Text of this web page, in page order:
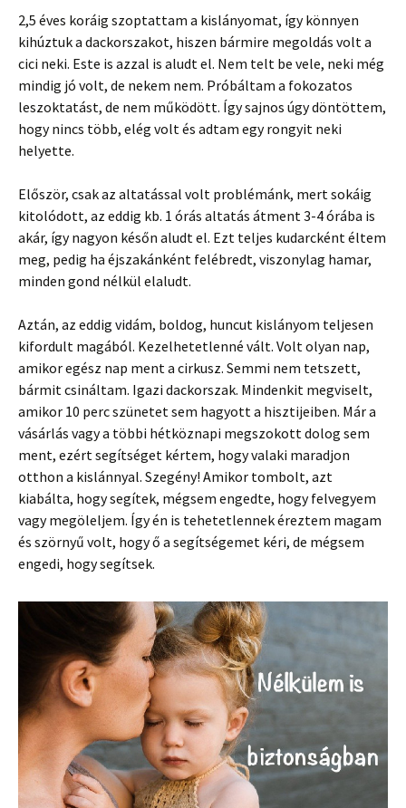
2,5 éves koráig szoptattam a kislányomat, így könnyen
kihúztuk a dackorszakot, hiszen bármire megoldás volt a
cici neki. Este is azzal is aludt el. Nem telt be vele, neki még
mindig jó volt, de nekem nem. Próbáltam a fokozatos
leszoktatást, de nem működött. Így sajnos úgy döntöttem,
hogy nincs több, elég volt és adtam egy rongyit neki
helyette.
Először, csak az altatással volt problémánk, mert sokáig
kitolódott, az eddig kb. 1 órás altatás átment 3-4 órába is
akár, így nagyon későn aludt el. Ezt teljes kudarcként éltem
meg, pedig ha éjszakánként felébredt, viszonylag hamar,
minden gond nélkül elaludt.
Aztán, az eddig vidám, boldog, huncut kislányom teljesen
kifordult magából. Kezelhetetlenné vált. Volt olyan nap,
amikor egész nap ment a cirkusz. Semmi nem tetszett,
bármit csináltam. Igazi dackorszak. Mindenkit megviselt,
amikor 10 perc szünetet sem hagyott a hisztijeiben. Már a
vásárlás vagy a többi hétköznapi megszokott dolog sem
ment, ezért segítséget kértem, hogy valaki maradjon
otthon a kislánnyal. Szegény! Amikor tombolt, azt
kiabálta, hogy segítek, mégsem engedte, hogy felvegyem
vagy megöleljem. Így én is tehetetlennek éreztem magam
és szörnyű volt, hogy ő a segítségemet kéri, de mégsem
engedi, hogy segítsek.